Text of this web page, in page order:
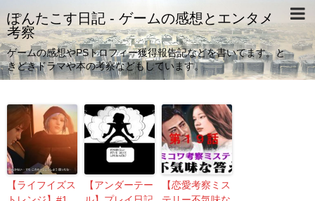
ぽんたこす日記 - ゲームの感想とエンタメ
考察
ゲームの感想やPSトロフィー獲得報告記などを書いてます。と
きどきドラマや本の考察などもしています。
【ライフイズス
【アンダーテー
【恋愛考察ミス